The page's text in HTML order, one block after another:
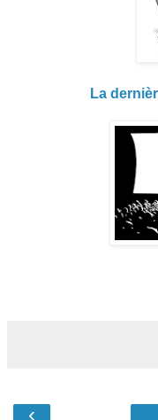
La
‹